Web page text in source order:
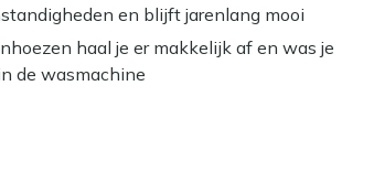
en blijft jarenlang mooi
haal je er makkelijk af en was je
de wasmachine